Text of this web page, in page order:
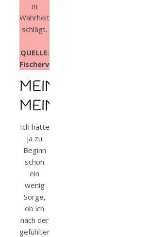
in
Wahrheit
schlägt.
QUELLE:
Fischerverlage.de
MEINE
MEINUNG
Ich hatte
ja zu
Beginn
schon
ein
wenig
Sorge,
ob ich
nach der
gefühlten